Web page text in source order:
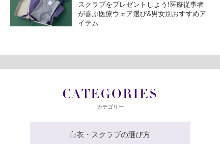
スクラブをプレゼントしよう!医療従事者
が喜ぶ医療ウェア選び&男女別おすすめア
イテム
CATEGORIES
カテゴリー
白衣・スクラブの選び方